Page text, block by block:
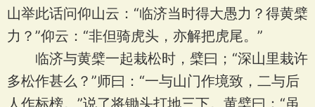
山举此话问仰山云：“临济当时得大愚力？得黄檗
力？”仰云：“非但骑虎头，亦解把虎尾。”
临济与黄檗一起栽松时，檗曰；“深山里栽许
多松作甚么？”师曰：“一与山门作境致，二与后
人作标榜。”说了将锄头打地三下。黄檗曰：“虽